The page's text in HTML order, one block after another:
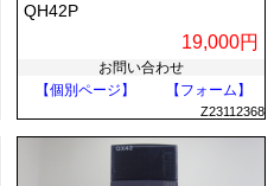
QH42P
19,000円
お問い合わせ
【個別ページ】
【フォーム】
Z23112368